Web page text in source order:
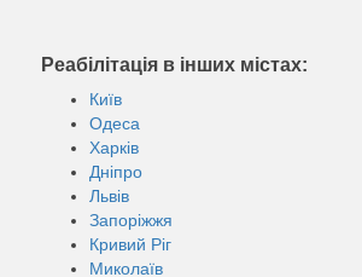
Реабілітація в інших містах:
Київ
Одеса
Харків
Дніпро
Львів
Запоріжжя
Кривий Ріг
Миколаїв